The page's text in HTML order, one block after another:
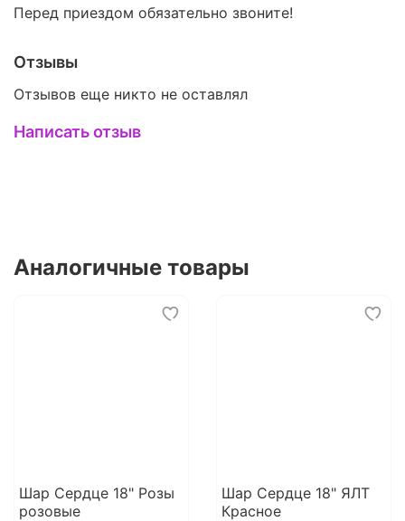
Перед приездом обязательно звоните!
Отзывы
Отзывов еще никто не оставлял
Написать отзыв
Аналогичные товары
Шар Сердце 18" Розы
розовые
Шар Сердце 18" ЯЛТ
Красное